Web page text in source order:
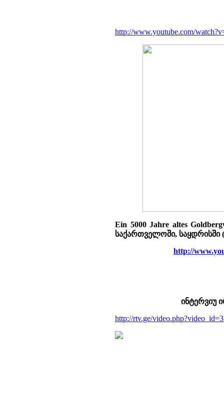
http://www.youtube.com/
Ein 5000 Jahre altes
საქართველოში,
http://
ინტერვიუ
http://rtv.ge/